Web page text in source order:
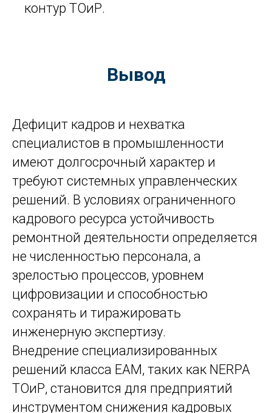
контур ТОиР.
Вывод
Дефицит кадров и нехватка
специалистов в промышленности
имеют долгосрочный характер и
требуют системных управленческих
решений. В условиях ограниченного
кадрового ресурса устойчивость
ремонтной деятельности определяется
не численностью персонала, а
зрелостью процессов, уровнем
цифровизации и способностью
сохранять и тиражировать
инженерную экспертизу.
Внедрение специализированных
решений класса EAM, таких как NERPA
ТОиР, становится для предприятий
инструментом снижения кадровых